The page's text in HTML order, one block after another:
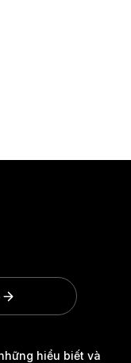
hiểu biết và